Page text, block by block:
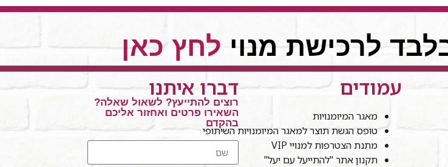
לרכישת מנוי לחץ כאן
עמודים
מאגר המיומנויות
טופס הגשת תוצר למאגר המיומנויות השיתופי
מתנת הצטרפות למנויי VIP
תקנון אתר "להתייעל עם יעל"
דברו איתנו
רוצים להתייעץ? לשאול שאלה?
השאירו פרטים ואחזור אליכם
בהקדם